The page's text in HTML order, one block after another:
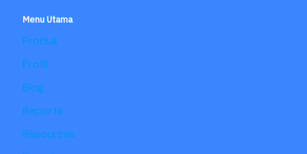
Menu Utama
Produk
Profil
Blog
Reports
Resources